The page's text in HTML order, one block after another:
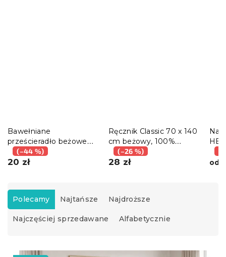
Bawełniane
prześcieradło beżowe
140x240 cm
(–44 %)
20 zł
Ręcznik Classic 70 x 140
cm beżowy, 100%
bawełna
(–26 %)
28 zł od
S
o
r
Polecamy Najtańsze Najdroższe
Najczęściej sprzedawane Alfabetycznie